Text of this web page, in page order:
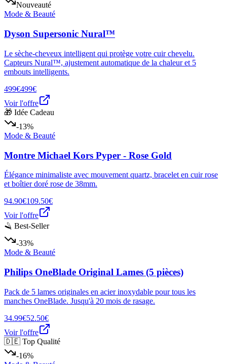
Nouveauté
Mode & Beauté
Dyson Supersonic Nural™
Le sèche-cheveux intelligent qui protège votre cuir chevelu.
Capteurs Nural™, ajustement automatique de la chaleur et 5
embouts intelligents.
499€499€
Voir l'offre
🎁 Idée Cadeau
-13%
Mode & Beauté
Montre Michael Kors Pyper - Rose Gold
Élégance minimaliste avec mouvement quartz, bracelet en cuir rose
et boîtier doré rose de 38mm.
94.90€109.50€
Voir l'offre
🪒 Best-Seller
-33%
Mode & Beauté
Philips OneBlade Original Lames (5 pièces)
Pack de 5 lames originales en acier inoxydable pour tous les
manches OneBlade. Jusqu'à 20 mois de rasage.
34.99€52.50€
Voir l'offre
🇩🇪 Top Qualité
-16%